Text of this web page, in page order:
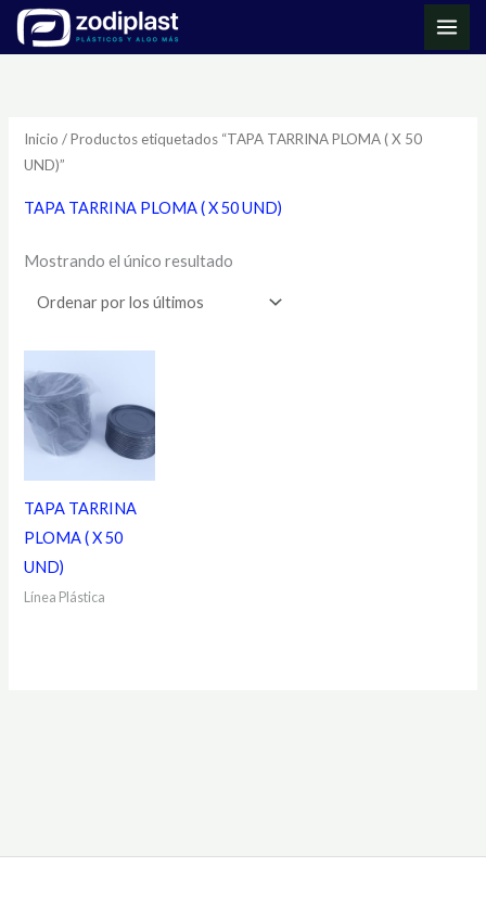
Inicio / Productos etiquetados “TAPA TARRINA PLOMA ( X 50
UND)”
TAPA TARRINA PLOMA ( X 50 UND)
Mostrando el único resultado
TAPA TARRINA
PLOMA ( X 50
UND)
Línea Plástica